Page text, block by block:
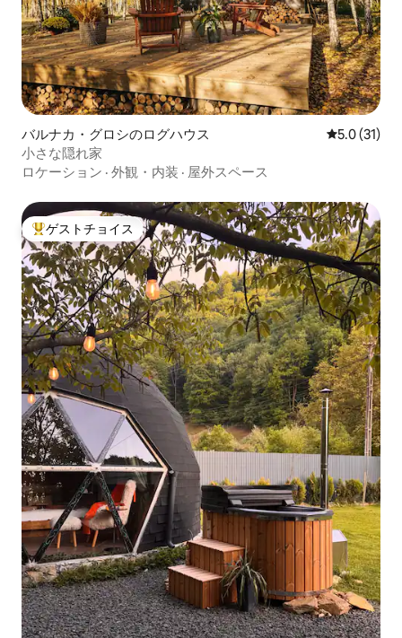
バルナカ・グロシのログハウス レビュー31
5.0 (31)
小さな隠れ家
ロケーション · 外観・内装 · 屋外スペース
大好評のゲストチョイスです。
ゲストチョイス